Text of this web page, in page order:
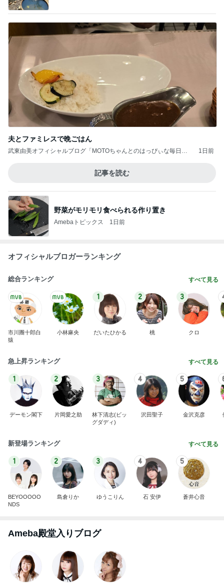
夫とファミレスで晩ごはん
武東由美オフィシャルブログ「MOTOちゃんとのはっぴぃな毎日」P
1日前
記事を読む
野菜がモリモリ食べられる作り置き
Amebaトピックス 1日前
オフィシャルブロガーランキング
総合ランキング すべて見る
市川團十郎白
猿
小林麻央
1
だいたひかる
2
桃
3
クロ
急上昇ランキング すべて見る
1
デーモン閣下
2
片岡愛之助
3
林下清志(ビッ
グダディ)
4
沢田聖子
5
金沢克彦
新登場ランキング すべて見る
1
BEYOOOOO
NDS
2
島倉りか
3
ゆうこりん
4
石 安伊
5
蒼井心音
Ameba殿堂入りブログ